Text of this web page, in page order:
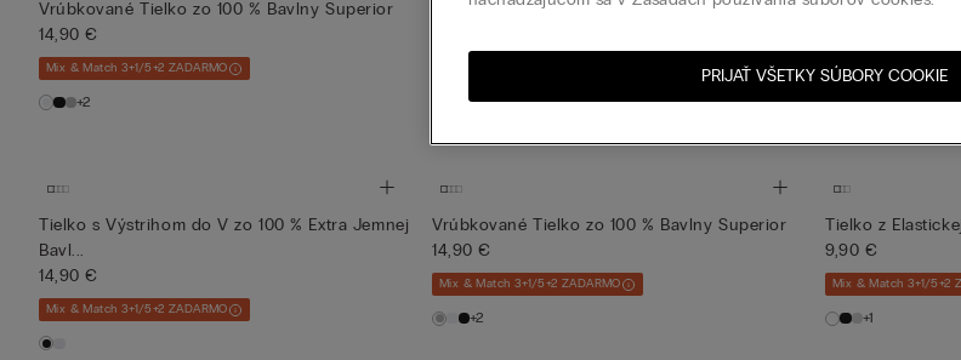
Vrúbkované Tielko zo 100 % Bavlny Superior
14,90 €
Mix & Match 3+1/5+2 ZADARMO
+2
Tielko s Okrúhlym Výstrihom z Extra Jemnej
14,90 €
Tielko s
Tielko s Výstrihom do V zo 100 % Extra Jemnej
Bavl...
14,90 €
Mix & Match 3+1/5+2 ZADARMO
Vrúbkované Tielko zo 100 % Bavlny Superior
14,90 €
Mix & Match 3+1/5+2 ZADARMO
+2
Tielko z
9,90 €
Mix & Match 3+1/5+2
+1
PRIJAŤ VŠETKY SÚBORY COOKIE